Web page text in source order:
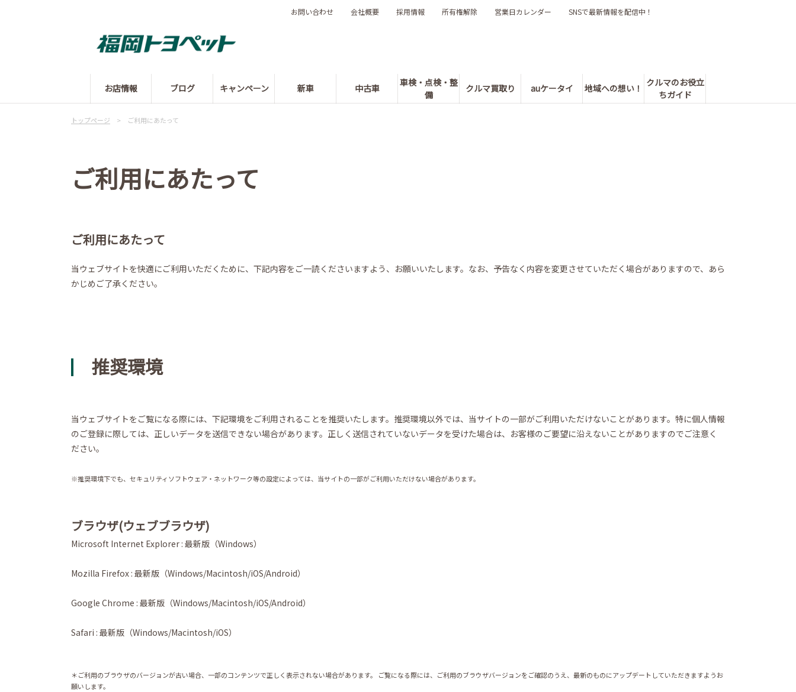
お店情報 ブログ キャンペーン 新車 中古車
車検・点検・整
備
クルマ買取り auケータイ 地域への想い！
クルマのお役立
ちガイド
お問い合わせ 会社概要 採用情報 所有権解除 営業日カレンダー SNSで最新情報を配信中！
トップページ > ご利用にあたって
ご利用にあたって
ご利用にあたって
当ウェブサイトを快適にご利用いただくために、下記内容をご一読くださいますよう、お願いいたします。なお、予告なく内容を変更させていただく場合がありますので、あら
かじめご了承ください。
推奨環境
当ウェブサイトをご覧になる際には、下記環境をご利用されることを推奨いたします。推奨環境以外では、当サイトの一部がご利用いただけないことがあります。特に個人情報
のご登録に際しては、正しいデータを送信できない場合があります。正しく送信されていないデータを受けた場合は、お客様のご要望に沿えないことがありますのでご注意く
ださい。
※推奨環境下でも、セキュリティソフトウェア・ネットワーク等の設定によっては、当サイトの一部がご利用いただけない場合があります。
ブラウザ(ウェブブラウザ)
Microsoft Internet Explorer : 最新版（Windows）
Mozilla Firefox : 最新版（Windows/Macintosh/iOS/Android）
Google Chrome : 最新版（Windows/Macintosh/iOS/Android）
Safari : 最新版（Windows/Macintosh/iOS）
＊ご利用のブラウザのバージョンが古い場合、一部のコンテンツで正しく表示されない場合があります。 ご覧になる際には、ご利用のブラウザバージョンをご確認のうえ、最新のものにアップデートしていただきますようお
願いします。